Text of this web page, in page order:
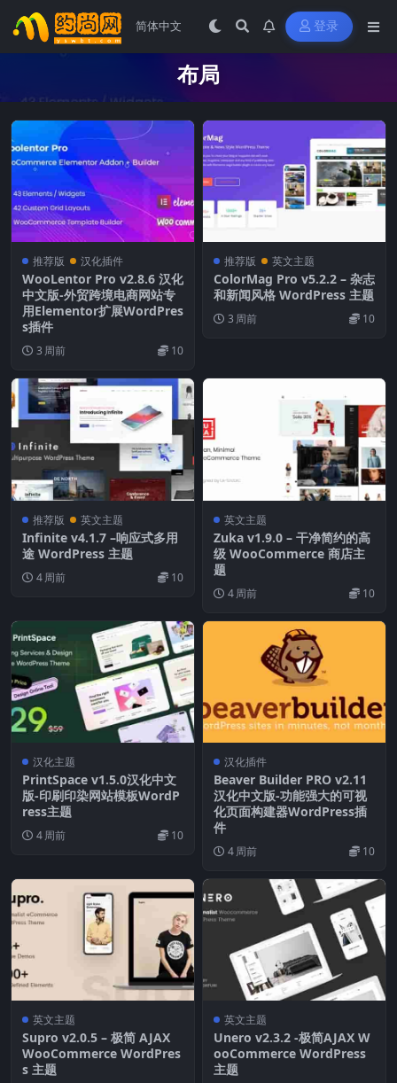
登录
布局
推荐版 汉化插件
WooLentor Pro v2.8.6 汉化
中文版-外贸跨境电商网站专
用Elementor扩展WordPres
s插件
3 周前 10
推荐版 英文主题
ColorMag Pro v5.2.2 – 杂志
和新闻风格 WordPress 主题
3 周前 10
推荐版 英文主题
Infinite v4.1.7 –响应式多用
途 WordPress 主题
4 周前 10
英文主题
Zuka v1.9.0 – 干净简约的高
级 WooCommerce 商店主
题
4 周前 10
汉化主题
PrintSpace v1.5.0汉化中文
版-印刷印染网站模板WordP
ress主题
4 周前 10
汉化插件
Beaver Builder PRO v2.11
汉化中文版-功能强大的可视
化页面构建器WordPress插
件
4 周前 10
英文主题
Supro v2.0.5 – 极简 AJAX
WooCommerce WordPres
s 主题
英文主题
Unero v2.3.2 -极简AJAX W
ooCommerce WordPress
主题